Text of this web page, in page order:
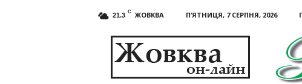
21.3 C ЖОВКВА П’ЯТНИЦЯ, 7 СЕРПНЯ, 2026
актуальні